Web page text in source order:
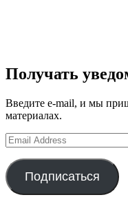
Получать
Введите e-mail, и мы
материалах.
Email
Address
Подписаться